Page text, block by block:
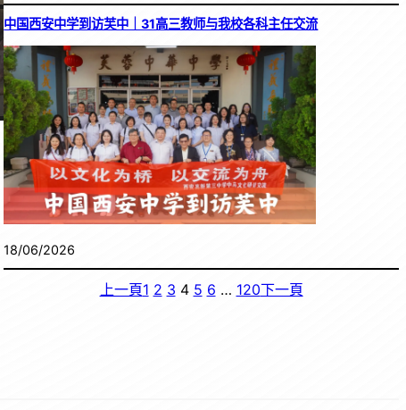
中国西安中学到访芙中｜31高三教师与我校各科主任交流
18/06/2026
上一頁1 2 3 4 5 6 … 120下一頁